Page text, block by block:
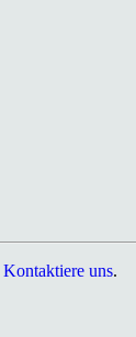
Kontaktiere uns.